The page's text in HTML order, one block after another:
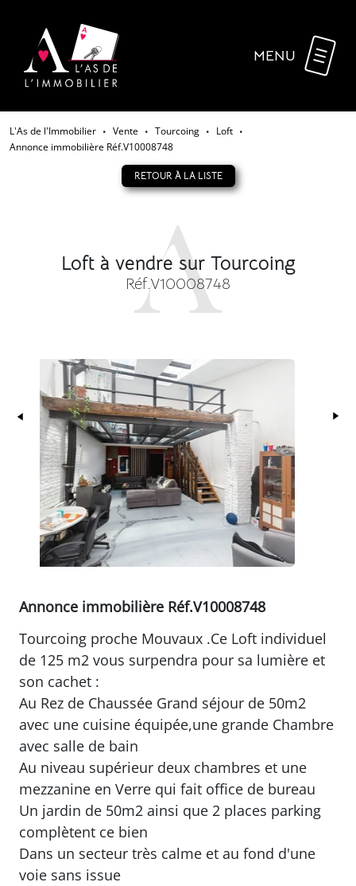
MENU
L'As de l'Immobilier • Vente • Tourcoing • Loft •
Annonce immobilière Réf.V10008748
RETOUR À LA LISTE
Loft à vendre sur Tourcoing
Réf.V10008748
Précédent
Annonce immobilière Réf.V10008748
Tourcoing proche Mouvaux .Ce Loft individuel
de 125 m2 vous surpendra pour sa lumière et
son cachet :
Au Rez de Chaussée Grand séjour de 50m2
avec une cuisine équipée,une grande Chambre
avec salle de bain
Au niveau supérieur deux chambres et une
mezzanine en Verre qui fait office de bureau
Un jardin de 50m2 ainsi que 2 places parking
complètent ce bien
Dans un secteur très calme et au fond d'une
voie sans issue